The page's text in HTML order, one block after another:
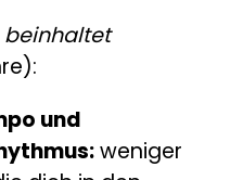
beinhaltet
und
weniger